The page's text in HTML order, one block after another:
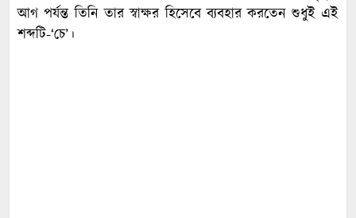
আগ পর্যন্ত তিনি তার স্বাক্ষর হিসেবে ব্যবহার করতেন শুধুই এই
শব্দটি-‘চে’।